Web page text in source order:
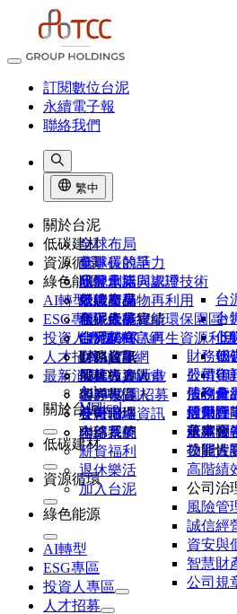
訂閱數位台泥
永續電子報
聯絡我們
繁中
關於台泥
全球布局
董事長的話
品牌承諾
組織架構
台泥大事紀
台泥榮耀
1101故事
供應商專區
客戶專區
各廠聯絡資訊
內部系統
低碳建材
全球碳競爭力
研發創新與認證
低碳產品
台
卜
卜
產
低碳產品實績
台
低
低
CIMPOR官網
OYAK官網
資源循環
水泥窯協同處理技術
營建廢棄物再利用
和平低碳綠能環保園區
台泥DAKA再生資源利
綠色能源
綠能布局
台泥綠能
能元超商
台泥儲能
NHOA Energy
Atlante
Molicel
AI轉型
ESG專區
投資人專區
財務資訊
財務報
公司年
法說會
活動行
股權投資人
股價資
股利分
股東會
研究報
公開資
債券投資人
債務彙
信用評
永續金
公司治理
經營團
董事會
功能性
高階績
公司治
風險管
誠信經
資安與
智慧財
公司規
聯絡我們
基本問
投資人
人才招募
尼莫人才計畫
2026 校園招募
友善職場
全球菁英
薪資福利
退休樂活
加入台泥
最新消息
關於台泥
低碳建材
資源循環
綠色能源
AI轉型
ESG專區
投資人專區
人才招募